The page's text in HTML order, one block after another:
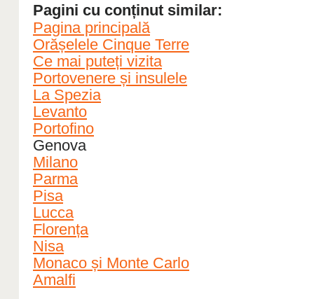
Pagini cu conținut similar:
Pagina principală
Orășelele Cinque Terre
Ce mai puteți vizita
Portovenere și insulele
La Spezia
Levanto
Portofino
Genova
Milano
Parma
Pisa
Lucca
Florența
Nisa
Monaco și Monte Carlo
Amalfi